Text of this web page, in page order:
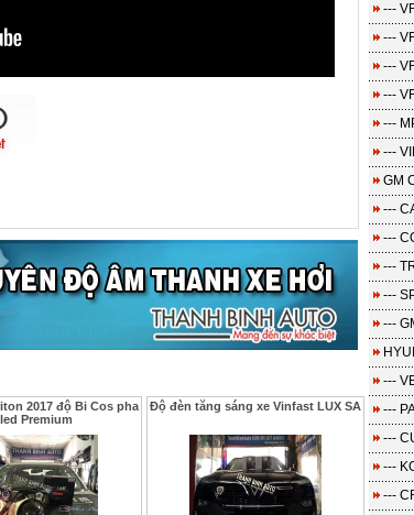
2017 độ Bi Cos pha
Premium
Độ đèn tăng sáng xe Vinfast LUX SA
---
---
---
---
---
---
GM
---
---
---
---
---
---
---
---
---
---